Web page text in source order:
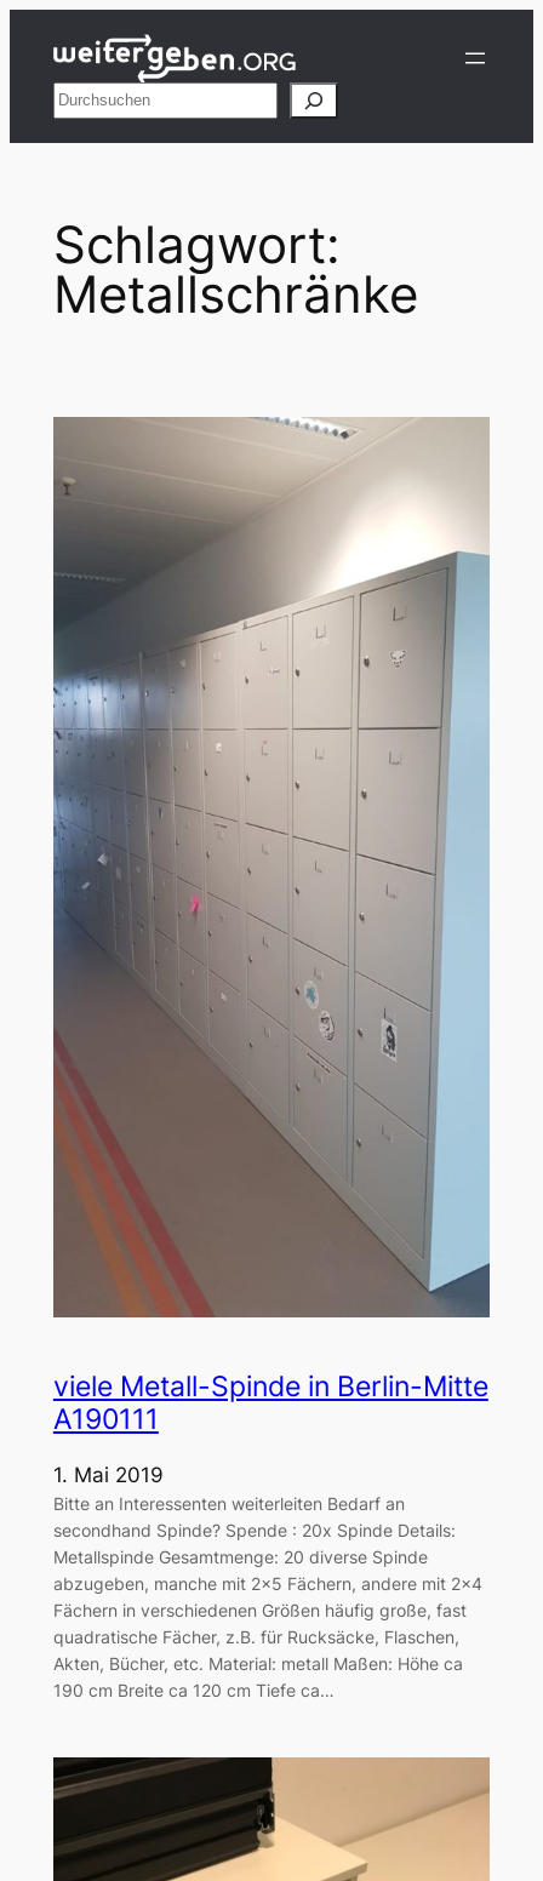
Inhalt
springenSuchen
Schlagwort:
Metallschränke
viele Metall-Spinde in Berlin-Mitte
A190111
1. Mai 2019
Bitte an Interessenten weiterleiten Bedarf an
secondhand Spinde? Spende : 20x Spinde Details:
Metallspinde Gesamtmenge: 20 diverse Spinde
abzugeben, manche mit 2×5 Fächern, andere mit 2×4
Fächern in verschiedenen Größen häufig große, fast
quadratische Fächer, z.B. für Rucksäcke, Flaschen,
Akten, Bücher, etc. Material: metall Maßen: Höhe ca
190 cm Breite ca 120 cm Tiefe ca…